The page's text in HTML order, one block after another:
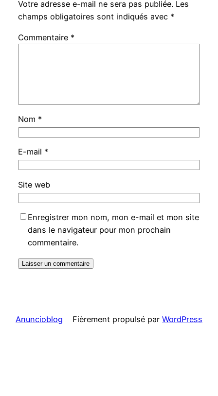
Votre adresse e-mail ne sera pas publiée. Les
champs obligatoires sont indiqués avec *
Commentaire *
Nom *
E-mail *
Site web
Enregistrer mon nom, mon e-mail et mon site
dans le navigateur pour mon prochain
commentaire.
Anuncioblog Fièrement propulsé par WordPress